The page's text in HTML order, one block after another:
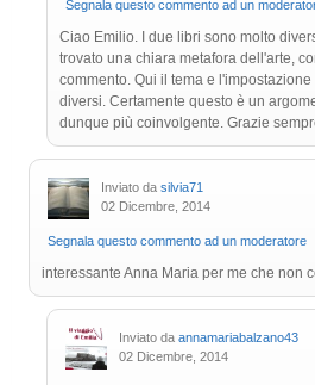
Segnala questo commento ad un
Ciao Emilio. I due libri sono molto
trovato una chiara metafora dell'arte,
commento. Qui il tema e
diversi. Certamente questo è un
dunque più coinvolgente. Grazie
Inviato da silvia71
02 Dicembre, 2014
Segnala questo commento ad un moderatore
interessante Anna Maria per me che non
Inviato da annamariabalzano43
02 Dicembre, 2014